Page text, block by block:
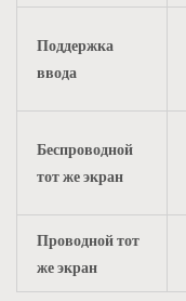
Поддержка
ввода
Беспроводной
тот же экран
Проводной тот
же экран